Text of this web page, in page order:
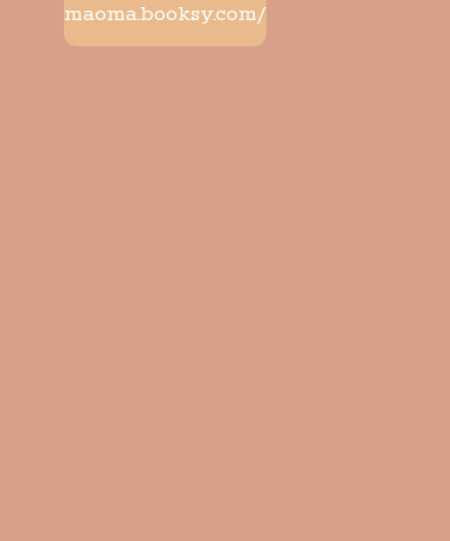
maoma.booksy.com/